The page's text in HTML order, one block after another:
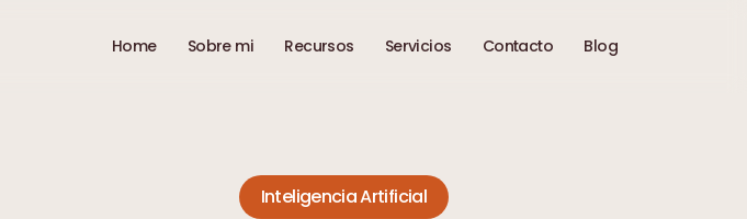
Home Sobre mi Recursos Servicios Contacto Blog
Inteligencia Artificial